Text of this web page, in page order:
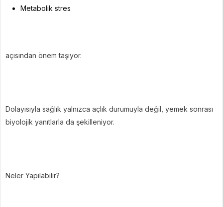
Metabolik stres
açısından önem taşıyor.
Dolayısıyla sağlık yalnızca açlık durumuyla değil, yemek sonrası
biyolojik yanıtlarla da şekilleniyor.
Neler Yapılabilir?